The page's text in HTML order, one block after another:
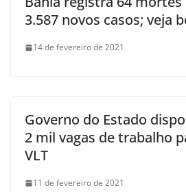
3.587 novos casos; veja
14 de fevereiro de 2021
Governo do Estado
2 mil vagas de trabalho
VLT
11 de fevereiro de 2021